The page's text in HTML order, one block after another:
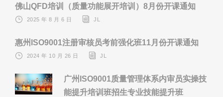
佛山QFD培训（质量功能展开培训）8月份开课通知
2025 年 8 月 6 日 JL
惠州ISO9001注册审核员考前强化班11月份开课通知
2024 年 10 月 26 日 JL
广州ISO9001质量管理体系内审员实操技
能提升培训班招生专业技能提升班